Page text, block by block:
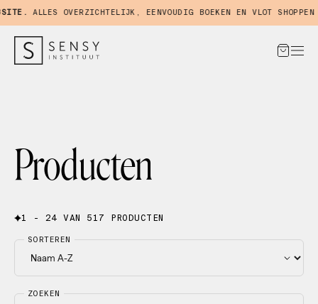
ALLES OVERZICHTELIJK, EENVOUDIG BOEKEN EN VLOT SHOPPEN IN
Producten
1 - 24 VAN 517 PRODUCTEN
ZOEKEN
SORTEREN